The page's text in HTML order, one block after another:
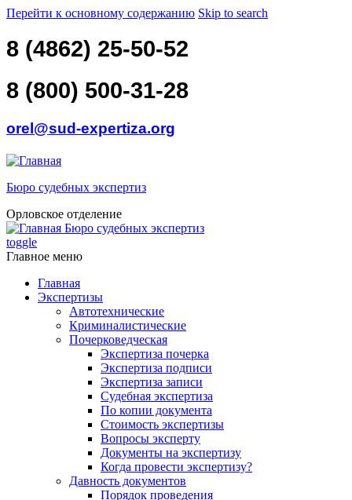
Перейти к основному содержанию Skip to search
8 (4862) 25-50-52
8 (800) 500-31-28
orel@sud-expertiza.org
Бюро судебных экспертиз
Орловское отделение
Бюро судебных экспертиз
toggle
Главное меню
Главная
Экспертизы
Автотехнические
Криминалистические
Почерковедческая
Экспертиза почерка
Экспертиза подписи
Экспертиза записи
Судебная экспертиза
По копии документа
Стоимость экспертизы
Вопросы эксперту
Документы на экспертизу
Когда провести экспертизу?
Давность документов
Порядок проведения